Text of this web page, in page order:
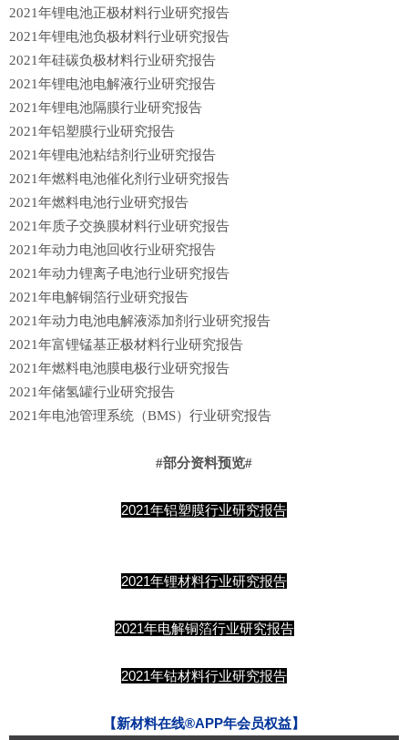
2021年锂电池正极材料行业研究报告
2021年锂电池负极材料行业研究报告
2021年硅碳负极材料行业研究报告
2021年锂电池电解液行业研究报告
2021年锂电池隔膜行业研究报告
2021年铝塑膜行业研究报告
2021年锂电池粘结剂行业研究报告
2021年燃料电池催化剂行业研究报告
2021年燃料电池行业研究报告
2021年质子交换膜材料行业研究报告
2021年动力电池回收行业研究报告
2021年动力锂离子电池行业研究报告
2021年电解铜箔行业研究报告
2021年动力电池电解液添加剂行业研究报告
2021年富锂锰基正极材料行业研究报告
2021年燃料电池膜电极行业研究报告
2021年储氢罐行业研究报告
2021年电池管理系统（BMS）行业研究报告
#部分资料预览#
2021年铝塑膜行业研究报告
2021年锂材料行业研究报告
2021年电解铜箔行业研究报告
2021年钴材料行业研究报告
【新材料在线®APP年会员权益】